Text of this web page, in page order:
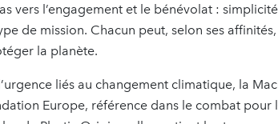
vers l’engagement et le bénévolat :
de mission. Chacun peut, selon ses
la planète.
liés au changement climatique, la
Europe, référence dans le combat pour